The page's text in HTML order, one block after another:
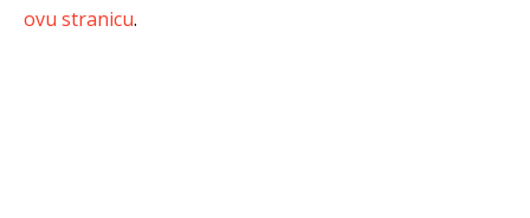
ovu stranicu.